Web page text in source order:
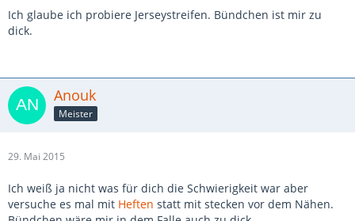
Ich glaube ich probiere Jerseystreifen. Bündchen ist mir zu
dick.
Anouk
Meister
29. Mai 2015
Ich weiß ja nicht was für dich die Schwierigkeit war aber
versuche es mal mit Heften statt mit stecken vor dem Nähen.